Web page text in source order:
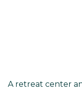
A retreat center